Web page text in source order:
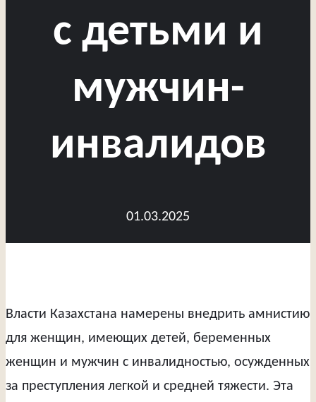
с детьми и
мужчин-
инвалидов
01.03.2025
Власти Казахстана намерены внедрить амнистию
для женщин, имеющих детей, беременных
женщин и мужчин с инвалидностью, осужденных
за преступления легкой и средней тяжести. Эта